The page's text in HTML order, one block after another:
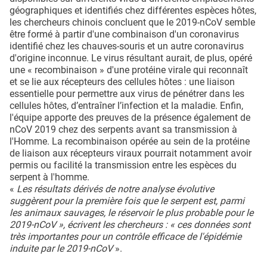
géographiques et identifiés chez différentes espèces hôtes,
les chercheurs chinois concluent que le 2019-nCoV semble
être formé à partir d'une combinaison d'un coronavirus
identifié chez les chauves-souris et un autre coronavirus
d'origine inconnue. Le virus résultant aurait, de plus, opéré
une « recombinaison » d'une protéine virale qui reconnaît
et se lie aux récepteurs des cellules hôtes : une liaison
essentielle pour permettre aux virus de pénétrer dans les
cellules hôtes, d’entraîner l’infection et la maladie. Enfin,
l'équipe apporte des preuves de la présence également de
nCoV 2019 chez des serpents avant sa transmission à
l'Homme. La recombinaison opérée au sein de la protéine
de liaison aux récepteurs viraux pourrait notamment avoir
permis ou facilité la transmission entre les espèces du
serpent à l'homme.
« Les résultats dérivés de notre analyse évolutive
suggèrent pour la première fois que le serpent est, parmi
les animaux sauvages, le réservoir le plus probable pour le
2019-nCoV », écrivent les chercheurs : « ces données sont
très importantes pour un contrôle efficace de l'épidémie
induite par le 2019-nCoV».